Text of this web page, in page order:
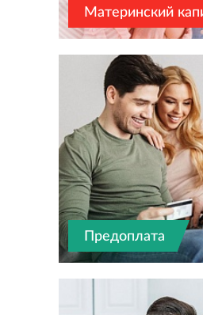
Материнский
Предоплата